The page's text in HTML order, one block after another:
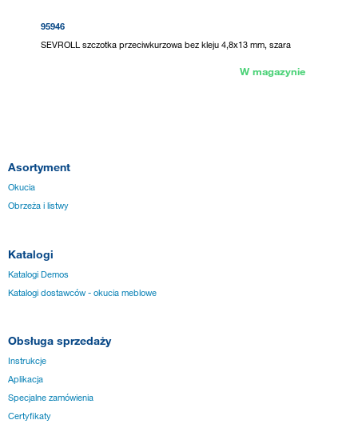
95946
SEVROLL szczotka przeciwkurzowa bez kleju 4,8x13 mm, szara
W magazynie
Asortyment
Okucia
Obrzeża i listwy
Katalogi
Katalogi Demos
Katalogi dostawców - okucia meblowe
Obsługa sprzedaży
Instrukcje
Aplikacja
Specjalne zamówienia
Certyfikaty